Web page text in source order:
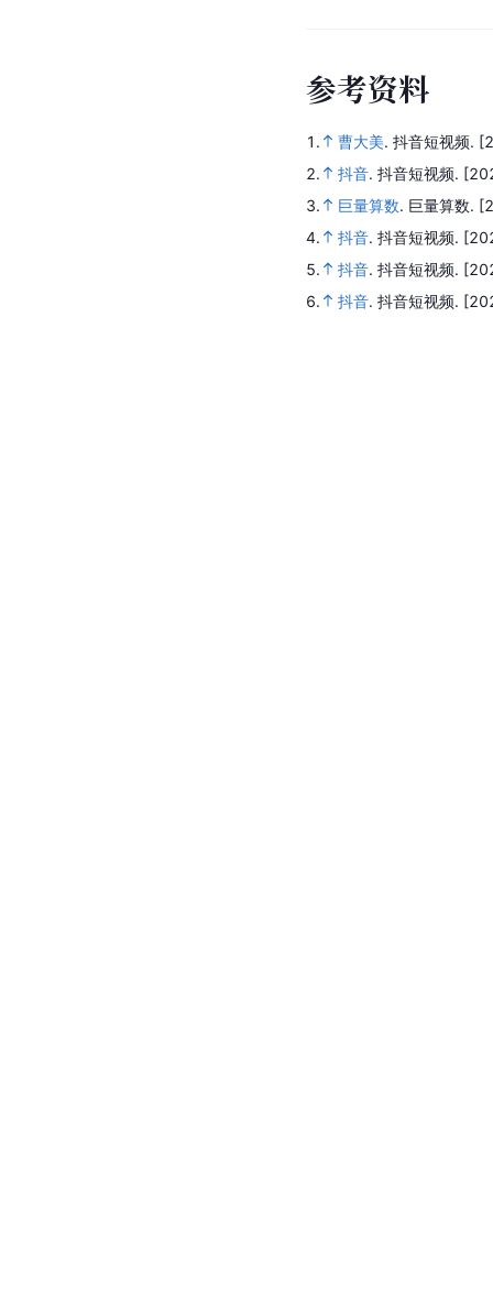
参考资料
1. 曹大美. 抖音短视频.
2.
抖音. 抖音短视频.
3.
巨量算数. 巨量算数.
4.
抖音. 抖音短视频.
5.
抖音. 抖音短视频.
6.
抖音. 抖音短视频.